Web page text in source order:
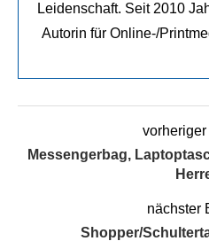
Leidenschaft. Seit 2010
Autorin für Online-/
Messengerbag,
nächster
Shopper/